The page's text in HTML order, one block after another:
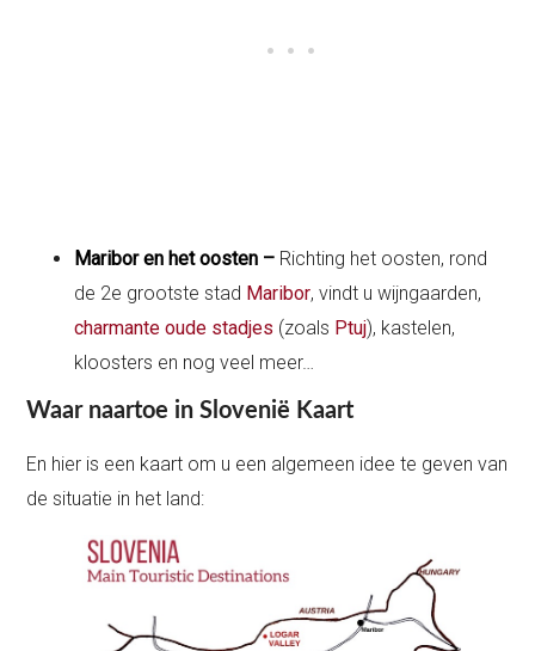
Maribor en het oosten – Richting het oosten, rond
de 2e grootste stad Maribor, vindt u wijngaarden,
charmante oude stadjes (zoals Ptuj), kastelen,
kloosters en nog veel meer…
Waar naartoe in Slovenië Kaart
En hier is een kaart om u een algemeen idee te geven van
de situatie in het land: